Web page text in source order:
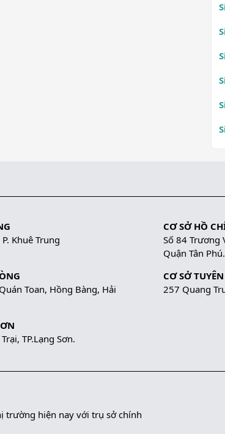
Khuê Trung
CƠ SỞ HỒ
Số 84 Trương
Quận Tân Phú.
Toan, Hồng Bàng, Hải
CƠ SỞ
257 Quang
TP.Lạng Sơn.
trường hiện nay với trụ sở chính